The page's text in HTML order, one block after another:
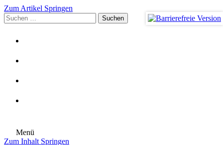
Zum Artikel Springen
Suchen
nach:
Menü
Zum Inhalt Springen